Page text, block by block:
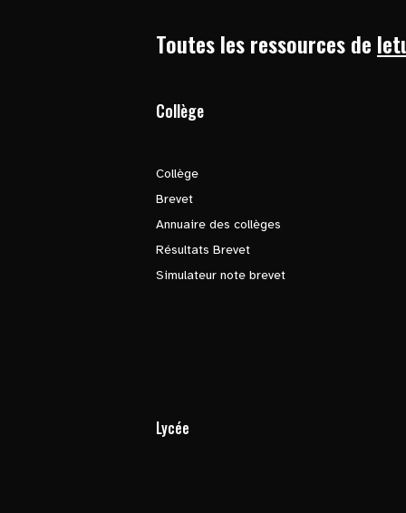
Toutes les ressources de
Collège
Collège
Brevet
Annuaire des collèges
Résultats Brevet
Simulateur note brevet
Lycée